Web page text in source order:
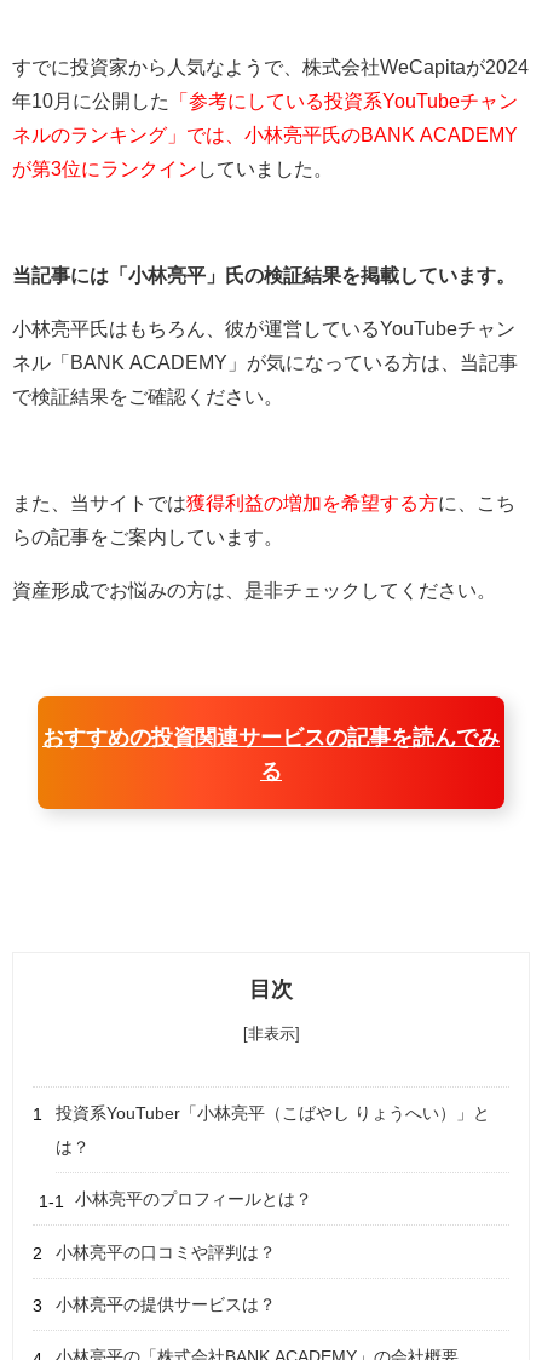
すでに投資家から人気なようで、 株式会社WeCapitaが2024
年10月に公開した
「参考にしている投資系YouTubeチャン
ネルのランキング」では、小林亮平氏のBANK ACADEMY
が第3位にランクイン していました。
当記事には「小林亮平」氏の検証結果を掲載しています。
小林亮平氏はもちろん、彼が運営しているYouTubeチャン
ネル「BANK ACADEMY」が気になっている方は、当記事
で検証結果をご確認ください。
また、当サイトでは獲得利益の増加を希望する方に、こち
らの記事をご案内しています。
資産形成でお悩みの方は、是非チェックしてください。
おすすめの投資関連サービスの記事を読んでみ
る
目次
[非表示]
投資系YouTuber「小林亮平（こばやし りょうへい）」と
は？
小林亮平のプロフィールとは？
小林亮平の口コミや評判は？
小林亮平の提供サービスは？